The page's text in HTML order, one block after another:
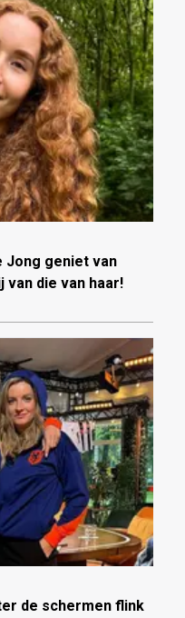
Jong geniet van
van die van haar!
de schermen flink